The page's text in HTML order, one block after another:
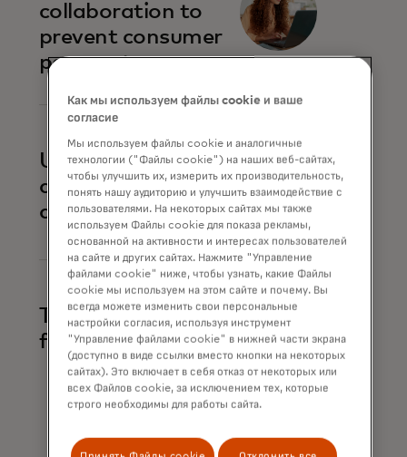
collaboration to
prevent consumer
payment scams
Uniting against
account-to-
account fraud
Trace and alert
financial crime
Как мы используем файлы cookie и ваше
согласие
Мы используем файлы cookie и аналогичные
технологии ("Файлы cookie") на наших веб-сайтах,
чтобы улучшить их, измерить их производительность,
понять нашу аудиторию и улучшить взаимодействие с
пользователями. На некоторых сайтах мы также
используем Файлы cookie для показа рекламы,
основанной на активности и интересах пользователей
на сайте и других сайтах. Нажмите "Управление
файлами cookie" ниже, чтобы узнать, какие Файлы
cookie мы используем на этом сайте и почему. Вы
всегда можете изменить свои персональные
настройки согласия, используя инструмент
"Управление файлами cookie" в нижней части экрана
(доступно в виде ссылки вместо кнопки на некоторых
сайтах). Это включает в себя отказ от некоторых или
всех Файлов cookie, за исключением тех, которые
строго необходимы для работы сайта.